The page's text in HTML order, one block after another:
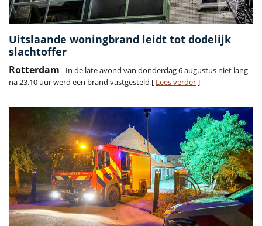
Uitslaande woningbrand leidt tot dodelijk
slachtoffer
Rotterdam - In de late avond van donderdag 6 augustus niet lang
na 23.10 uur werd een brand vastgesteld [ Lees verder]